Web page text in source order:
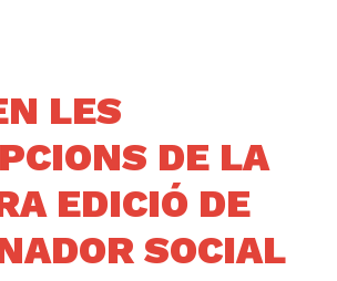
LES
DE LA
EDICIÓ DE
SOCIAL